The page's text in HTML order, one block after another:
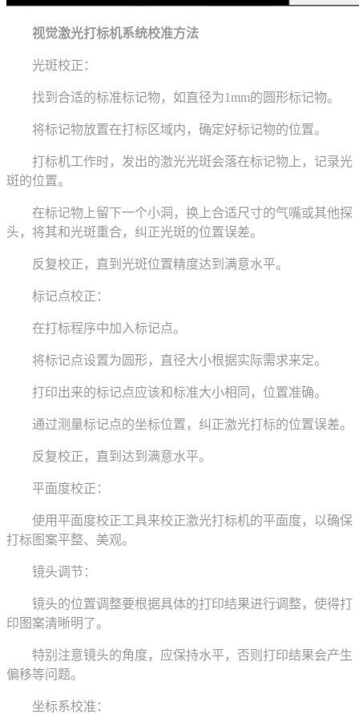
视觉激光打标机系统校准方法
光斑校正：
找到合适的标准标记物，如直径为1mm的圆形标记物。
将标记物放置在打标区域内，确定好标记物的位置。
打标机工作时，发出的激光光斑会落在标记物上，记录光
斑的位置。
在标记物上留下一个小洞，换上合适尺寸的气嘴或其他探
头，将其和光斑重合，纠正光斑的位置误差。
反复校正，直到光斑位置精度达到满意水平。
标记点校正：
在打标程序中加入标记点。
将标记点设置为圆形，直径大小根据实际需求来定。
打印出来的标记点应该和标准大小相同，位置准确。
通过测量标记点的坐标位置，纠正激光打标的位置误差。
反复校正，直到达到满意水平。
平面度校正：
使用平面度校正工具来校正激光打标机的平面度，以确保
打标图案平整、美观。
镜头调节：
镜头的位置调整要根据具体的打印结果进行调整，使得打
印图案清晰明了。
特别注意镜头的角度，应保持水平，否则打印结果会产生
偏移等问题。
坐标系校准：